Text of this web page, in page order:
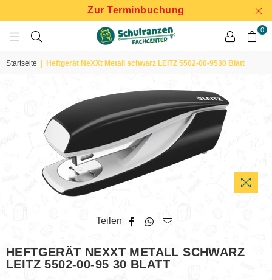
Zur Terminbuchung
FACHCENTER
0
Startseite Heftgerät NeXXt Metall schwarz LEITZ 5502-00-9530 Blatt
Teilen
HEFTGERÄT NEXXT METALL SCHWARZ
LEITZ 5502-00-95 30 BLATT